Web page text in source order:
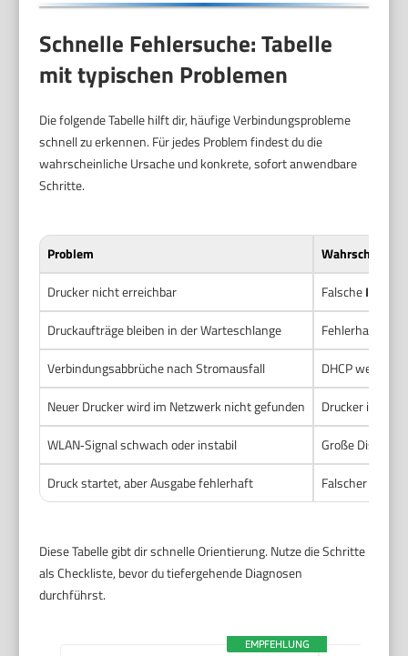
Schnelle Fehlersuche: Tabelle
mit typischen Problemen
Die folgende Tabelle hilft dir, häufige Verbindungsprobleme
schnell zu erkennen. Für jedes Problem findest du die
wahrscheinliche Ursache und konkrete, sofort anwendbare
Schritte.
Problem
Drucker nicht erreichbar
Falsche
Druckaufträge bleiben in der Warteschlange
Fehlerhafter
Verbindungsabbrüche nach Stromausfall
DHCP weist
Neuer Drucker wird im Netzwerk nicht gefunden
Drucker im
WLAN‑Signal schwach oder instabil
Große Distanz,
Druck startet, aber Ausgabe fehlerhaft
Falscher
Diese Tabelle gibt dir schnelle Orientierung. Nutze die Schritte
als Checkliste, bevor du tiefergehende Diagnosen
durchführst.
EMPFEHLUNG